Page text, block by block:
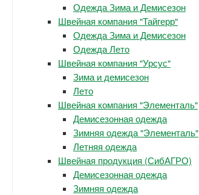
Одежда Зима и Демисезон
Швейная компания "Тайгерр"
Одежда Зима и Демисезон
Одежда Лето
Швейная компания "Урсус"
Зима и демисезон
Лето
Швейная компания "Элементаль"
Демисезонная одежда
Зимняя одежда "Элементаль"
Летняя одежда
Швейная продукция (СибАГРО)
Демисезонная одежда
Зимняя одежда